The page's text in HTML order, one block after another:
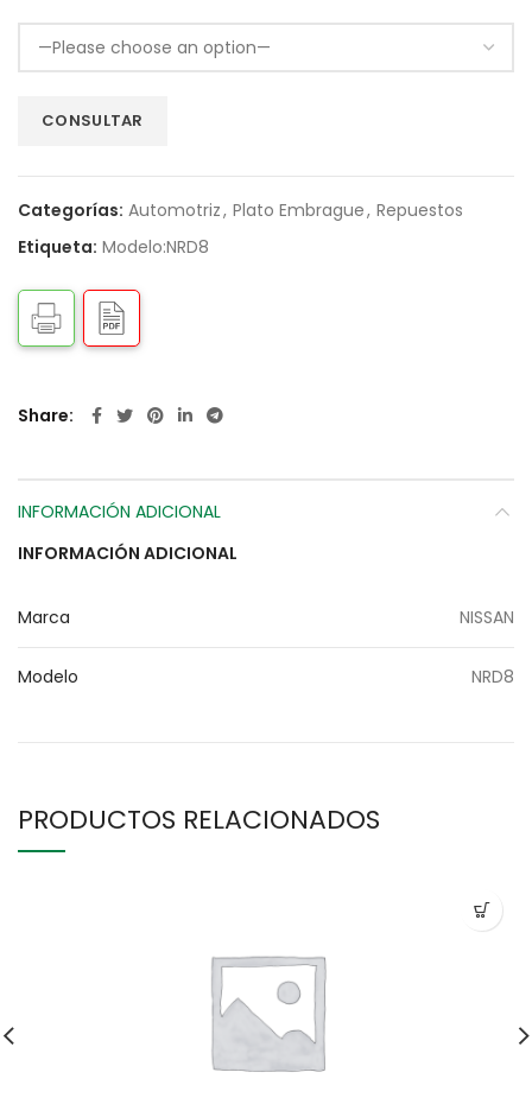
Categorías: Automotriz, Plato Embrague, Repuestos
Etiqueta: Modelo:NRD8
Share
INFORMACIÓN ADICIONAL
INFORMACIÓN ADICIONAL
Marca NISSAN
Modelo NRD8
PRODUCTOS RELACIONADOS